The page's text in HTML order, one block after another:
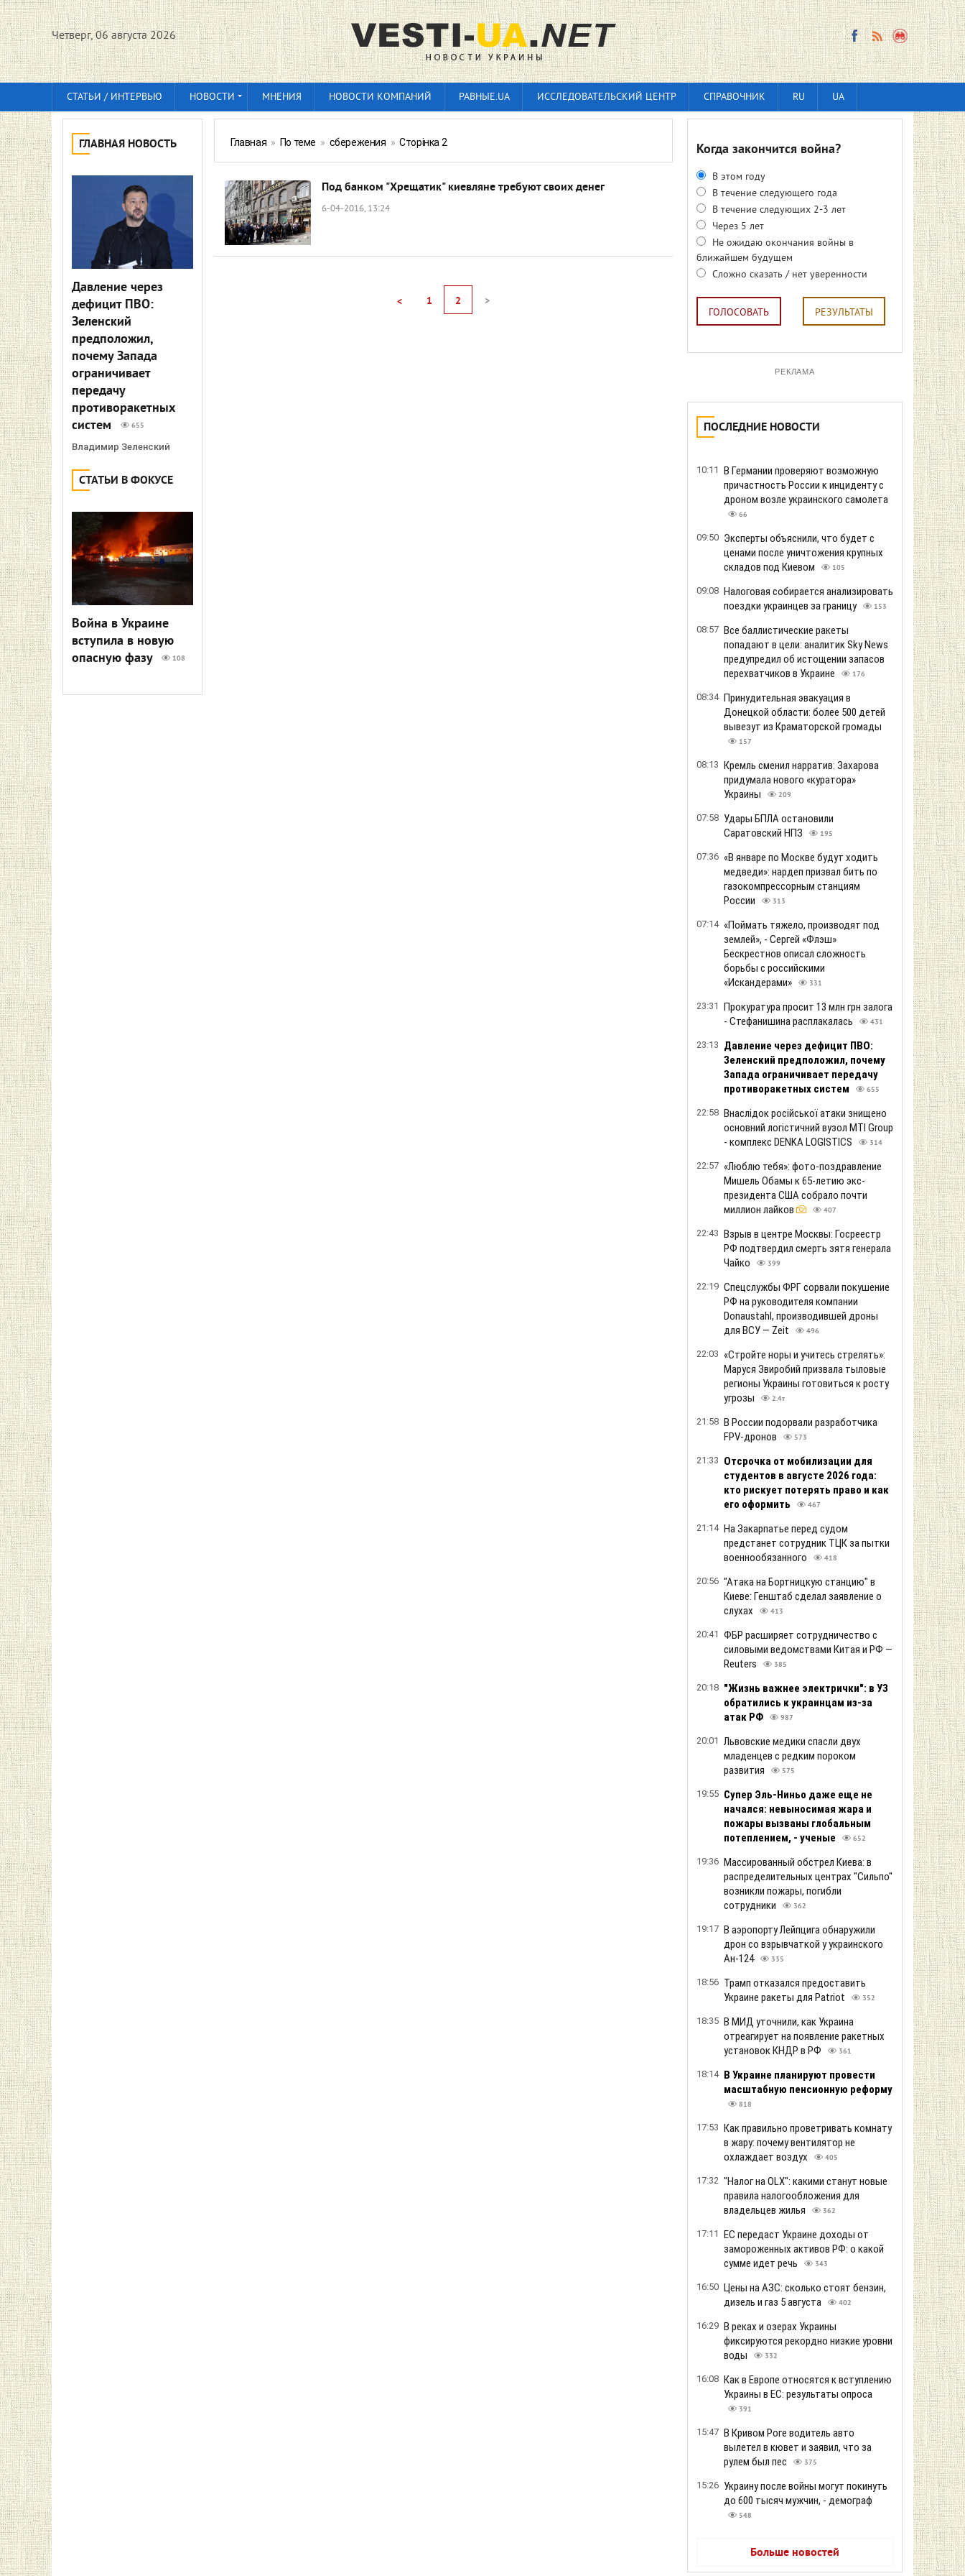
Четверг, 06 августа 2026
СТАТЬИ / ИНТЕРВЬЮ НОВОСТИ МНЕНИЯ НОВОСТИ КОМПАНИЙ РАВНЫЕ.UA ИССЛЕДОВАТЕЛЬСКИЙ ЦЕНТР СПРАВОЧНИК RU UA
ГЛАВНАЯ НОВОСТЬ
Давление через
дефицит ПВО:
Зеленский
предположил,
почему Запада
ограничивает
передачу
противоракетных
систем
655
Владимир Зеленский
СТАТЬИ В ФОКУСЕ
Война в Украине
вступила в новую
опасную фазу
108
Главная » По теме » сбережения » Сторінка 2
Под банком "Хрещатик" киевляне требуют своих денег
6-04-2016, 13:24
< 1 2 >
Когда закончится война?
В этом году
В течение следующего года
В течение следующих 2-3 лет
Через 5 лет
Не ожидаю окончания войны в
ближайшем будущем
Сложно сказать / нет уверенности
ГОЛОСОВАТЬ РЕЗУЛЬТАТЫ
РЕКЛАМА
ПОСЛЕДНИЕ НОВОСТИ
10:11 В Германии проверяют возможную
причастность России к инциденту с
дроном возле украинского самолета
66
09:50 Эксперты объяснили, что будет с
ценами после уничтожения крупных
складов под Киевом
105
09:08 Налоговая собирается анализировать
поездки украинцев за границу
153
08:57 Все баллистические ракеты
попадают в цели: аналитик Sky News
предупредил об истощении запасов
перехватчиков в Украине
176
08:34 Принудительная эвакуация в
Донецкой области: более 500 детей
вывезут из Краматорской громады
157
08:13 Кремль сменил нарратив: Захарова
придумала нового «куратора»
Украины
209
07:58 Удары БПЛА остановили
Саратовский НПЗ
195
07:36 «В январе по Москве будут ходить
медведи»: нардеп призвал бить по
газокомпрессорным станциям
России
313
07:14 «Поймать тяжело, производят под
землей», - Сергей «Флэш»
Бескрестнов описал сложность
борьбы с российскими
«Искандерами»
331
23:31 Прокуратура просит 13 млн грн залога
- Стефанишина расплакалась
431
23:13 Давление через дефицит ПВО:
Зеленский предположил, почему
Запада ограничивает передачу
противоракетных систем
655
22:58 Внаслідок російської атаки знищено
основний логістичний вузол MTI Group
- комплекс DENKA LOGISTICS
314
22:57 «Люблю тебя»: фото-поздравление
Мишель Обамы к 65-летию экс-
президента США собрало почти
миллион лайков
407
22:43 Взрыв в центре Москвы: Госреестр
РФ подтвердил смерть зятя генерала
Чайко
399
22:19 Спецслужбы ФРГ сорвали покушение
РФ на руководителя компании
Donaustahl, производившей дроны
для ВСУ — Zeit
496
22:03 «Стройте норы и учитесь стрелять»:
Маруся Звиробий призвала тыловые
регионы Украины готовиться к росту
угрозы
2.4т
21:58 В России подорвали разработчика
FPV-дронов
573
21:33 Отсрочка от мобилизации для
студентов в августе 2026 года:
кто рискует потерять право и как
его оформить
467
21:14 На Закарпатье перед судом
предстанет сотрудник ТЦК за пытки
военнообязанного
418
20:56 "Атака на Бортницкую станцию" в
Киеве: Генштаб сделал заявление о
слухах
413
20:41 ФБР расширяет сотрудничество с
силовыми ведомствами Китая и РФ —
Reuters
385
20:18 "Жизнь важнее электрички": в УЗ
обратились к украинцам из-за
атак РФ
987
20:01 Львовские медики спасли двух
младенцев с редким пороком
развития
575
19:55 Супер Эль-Ниньо даже еще не
начался: невыносимая жара и
пожары вызваны глобальным
потеплением, - ученые
652
19:36 Массированный обстрел Киева: в
распределительных центрах "Сильпо"
возникли пожары, погибли
сотрудники
362
19:17 В аэропорту Лейпцига обнаружили
дрон со взрывчаткой у украинского
Ан-124
335
18:56 Трамп отказался предоставить
Украине ракеты для Patriot
352
18:35 В МИД уточнили, как Украина
отреагирует на появление ракетных
установок КНДР в РФ
361
18:14 В Украине планируют провести
масштабную пенсионную реформу
818
17:53 Как правильно проветривать комнату
в жару: почему вентилятор не
охлаждает воздух
405
17:32 "Налог на OLX": какими станут новые
правила налогообложения для
владельцев жилья
362
17:11 ЕС передаст Украине доходы от
замороженных активов РФ: о какой
сумме идет речь
343
16:50 Цены на АЗС: сколько стоят бензин,
дизель и газ 5 августа
402
16:29 В реках и озерах Украины
фиксируются рекордно низкие уровни
воды
332
16:08 Как в Европе относятся к вступлению
Украины в ЕС: результаты опроса
391
15:47 В Кривом Роге водитель авто
вылетел в кювет и заявил, что за
рулем был пес
375
15:26 Украину после войны могут покинуть
до 600 тысяч мужчин, - демограф
548
Больше новостей